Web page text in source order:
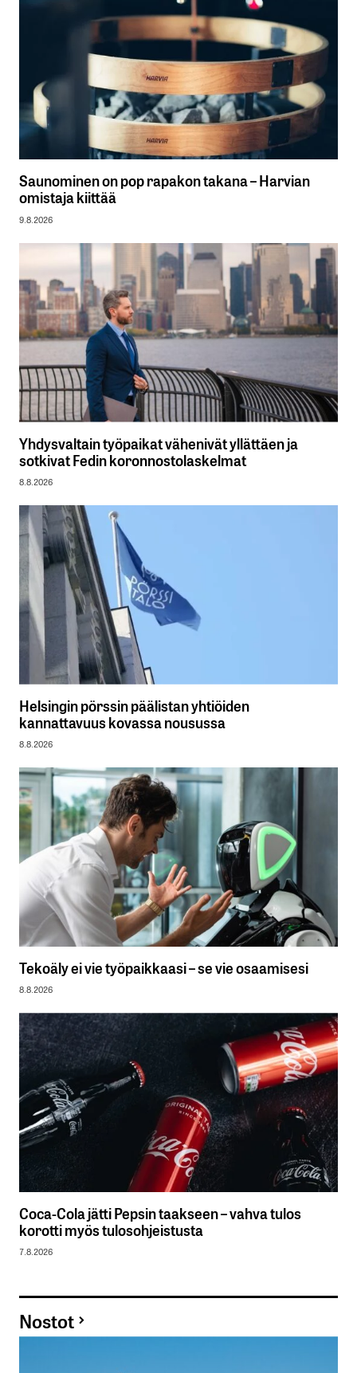
Saunominen on pop rapakon takana – Harvian
omistaja kiittää
9.8.2026
Yhdysvaltain työpaikat vähenivät yllättäen ja
sotkivat Fedin koronnostolaskelmat
8.8.2026
Helsingin pörssin päälistan yhtiöiden
kannattavuus kovassa nousussa
8.8.2026
Tekoäly ei vie työpaikkaasi – se vie osaamisesi
8.8.2026
Coca-Cola jätti Pepsin taakseen – vahva tulos
korotti myös tulosohjeistusta
7.8.2026
Nostot